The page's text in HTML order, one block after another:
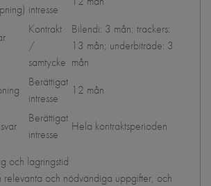
intresse
Kontrakt
/
samtycke
Bilendi: 3 mån; trackers:
13 mån; underbiträde: 3
mån
Berättigat
intresse
12 mån
Berättigat
intresse
Hela kontraktsperioden
och lagringstid
relevanta och nödvändiga uppgifter, och